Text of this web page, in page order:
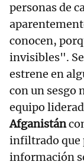
personas de
conocen,
invisibles". Se
estrene en
con un sesgo
equipo
Afganistán
infiltrado que
información